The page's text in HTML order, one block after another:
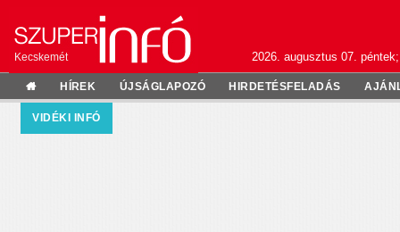
Kecskemét 2026. augusztus 07.
HÍREK ÚJSÁGLAPOZÓ HIRDETÉSFELADÁS
VIDÉKI INFÓ